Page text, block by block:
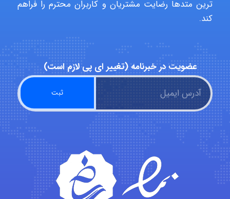
hosein abdolvand
Kati
emami
ehtesham
ترین متدها رضایت مشتریان و کاربران محترم را فراهم
کند.
عضویت در خبرنامه (تغییر ای پی لازم است)